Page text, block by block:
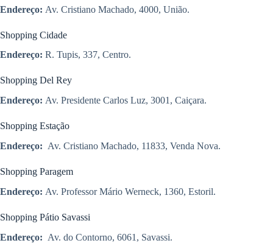
Endereço: Av. Cristiano Machado, 4000, União.
Shopping Cidade
Endereço: R. Tupis, 337, Centro.
Shopping Del Rey
Endereço: Av. Presidente Carlos Luz, 3001, Caiçara.
Shopping Estação
Endereço: Av. Cristiano Machado, 11833, Venda Nova.
Shopping Paragem
Endereço: Av. Professor Mário Werneck, 1360, Estoril.
Shopping Pátio Savassi
Endereço: Av. do Contorno, 6061, Savassi.